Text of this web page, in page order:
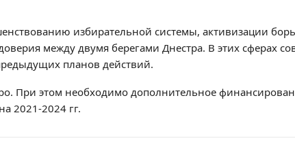
избирательной системы, активизации
между двумя берегами Днестра. В этих сферах
планов действий.
При этом необходимо дополнительное
2021-2024 гг.